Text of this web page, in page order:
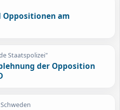
am
Staatspolizei"
der Opposition